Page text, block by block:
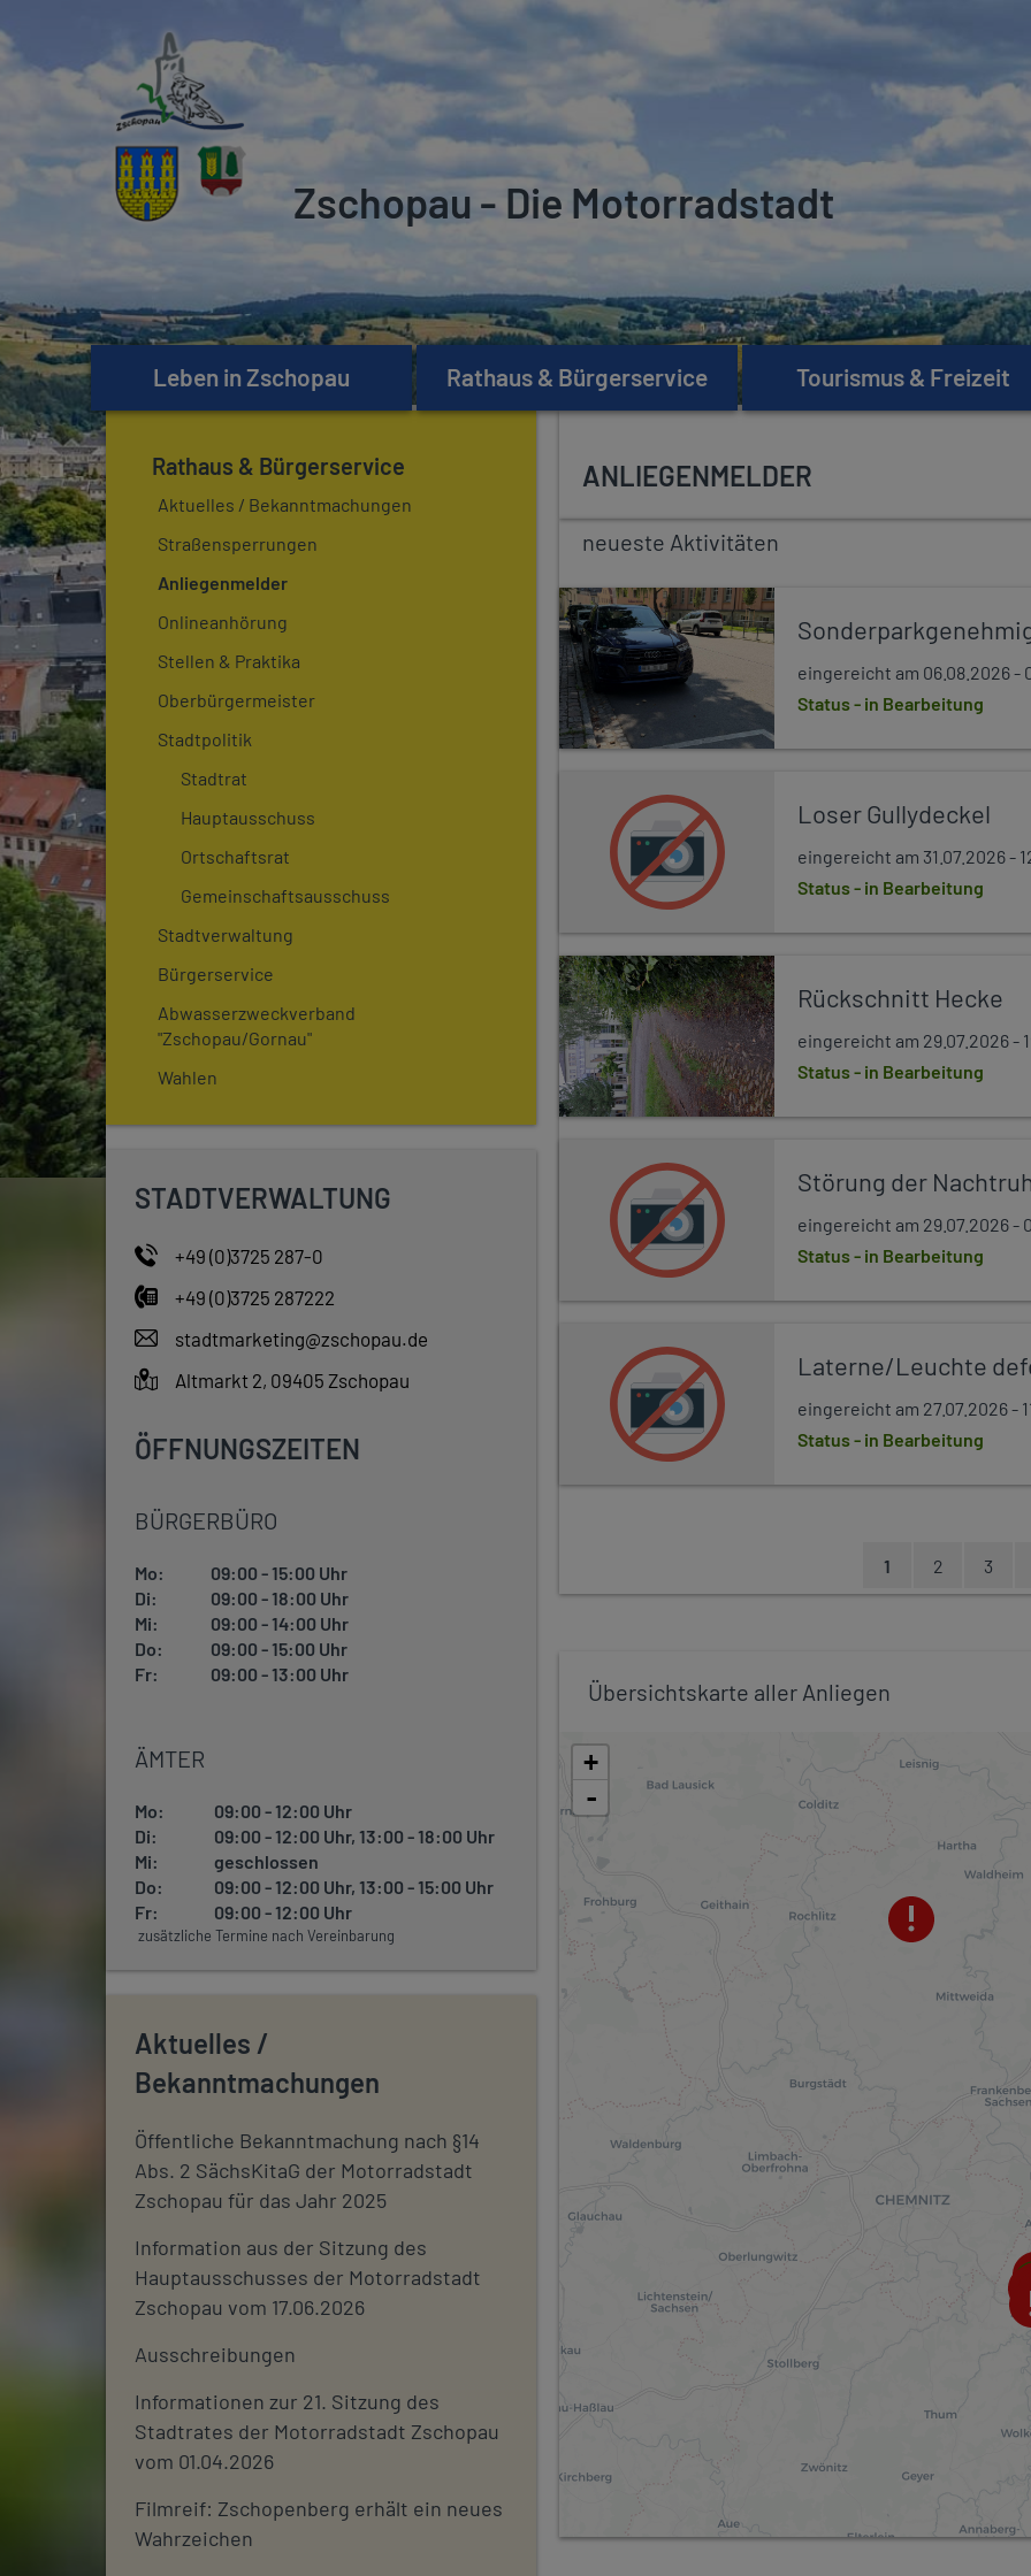
Zschopau - Die Motorradstadt
Leben in Zschopau Rathaus & Bürgerservice Tourismus & Freizeit
Rathaus & Bürgerservice
Aktuelles / Bekanntmachungen
Straßensperrungen
Anliegenmelder
Onlineanhörung
Stellen & Praktika
Oberbürgermeister
Stadtpolitik
Stadtrat
Hauptausschuss
Ortschaftsrat
Gemeinschaftsausschuss
Stadtverwaltung
Bürgerservice
Abwasserzweckverband
"Zschopau/Gornau"
Wahlen
STADTVERWALTUNG
+49 (0)3725 287-0
+49 (0)3725 287222
stadtmarketing@zschopau.de
Altmarkt 2, 09405 Zschopau
ÖFFNUNGSZEITEN
BÜRGERBÜRO
Mo:
09:00 - 15:00 Uhr
Di:
09:00 - 18:00 Uhr
Mi:
09:00 - 14:00 Uhr
Do:
09:00 - 15:00 Uhr
Fr:
09:00 - 13:00 Uhr
ÄMTER
Mo:
09:00 - 12:00 Uhr
Di:
09:00 - 12:00 Uhr, 13:00 - 18:00 Uhr
Mi:
geschlossen
Do:
09:00 - 12:00 Uhr, 13:00 - 15:00 Uhr
Fr:
09:00 - 12:00 Uhr
zusätzliche Termine nach Vereinbarung
Aktuelles /
Bekanntmachungen
Öffentliche Bekanntmachung nach §14
Abs. 2 SächsKitaG der Motorradstadt
Zschopau für das Jahr 2025
Information aus der Sitzung des
Hauptausschusses der Motorradstadt
Zschopau vom 17.06.2026
Ausschreibungen
Informationen zur 21. Sitzung des
Stadtrates der Motorradstadt Zschopau
vom 01.04.2026
Filmreif: Zschopenberg erhält ein neues
Wahrzeichen
ANLIEGENMELDER
neueste Aktivitäten
eingereicht am 06.08.2026 -
Status - in Bearbeitung
Loser Gullydeckel
eingereicht am 31.07.2026 -
Status - in Bearbeitung
Rückschnitt Hecke
eingereicht am 29.07.2026 -
Status - in Bearbeitung
Störung der
eingereicht am 29.07.2026 -
Status - in Bearbeitung
Laterne/Leuchte
eingereicht am 27.07.2026 -
Status - in Bearbeitung
I
M
I
G
Aktue
lle
1
Page
2
Page
3
Übersichtskarte aller Anliegen
+
-